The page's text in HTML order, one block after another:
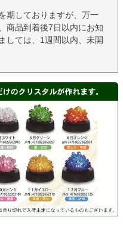
期しておりますが、万一
商品到着後7日以内にお知
しては、1週間以内、未開